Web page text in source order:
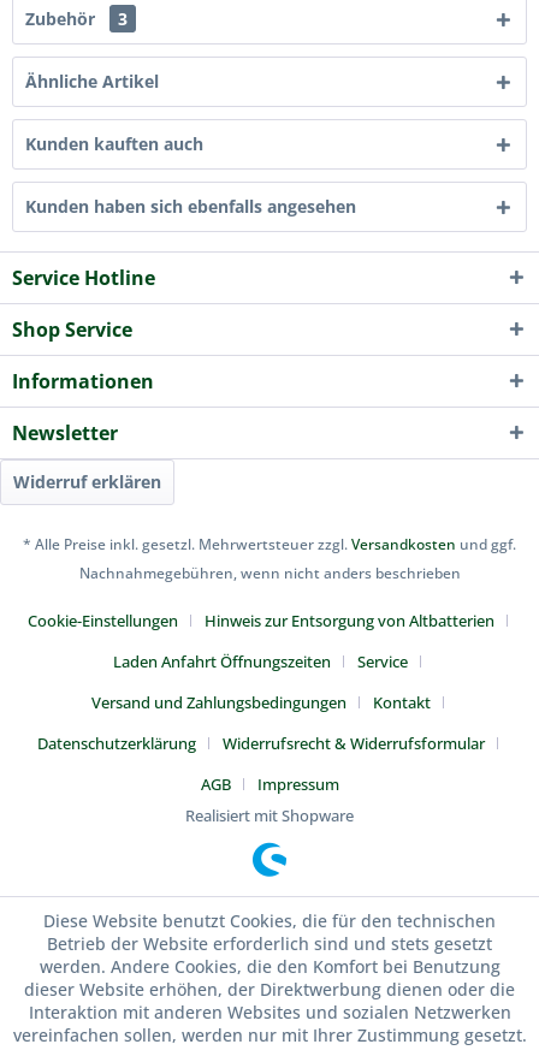
Zubehör 3
Ähnliche Artikel
Kunden kauften auch
Kunden haben sich ebenfalls angesehen
Service Hotline
Shop Service
Informationen
Newsletter
Widerruf erklären
* Alle Preise inkl. gesetzl. Mehrwertsteuer zzgl.Versandkosten und ggf.
Nachnahmegebühren, wenn nicht anders beschrieben
Cookie-Einstellungen
Hinweis zur Entsorgung von Altbatterien
Laden Anfahrt Öffnungszeiten
Service
Versand und Zahlungsbedingungen
Kontakt
Datenschutzerklärung
Widerrufsrecht & Widerrufsformular
AGB
Impressum
Realisiert mit Shopware
Diese Website benutzt Cookies, die für den technischen
Betrieb der Website erforderlich sind und stets gesetzt
werden. Andere Cookies, die den Komfort bei Benutzung
dieser Website erhöhen, der Direktwerbung dienen oder die
Interaktion mit anderen Websites und sozialen Netzwerken
vereinfachen sollen, werden nur mit Ihrer Zustimmung gesetzt.